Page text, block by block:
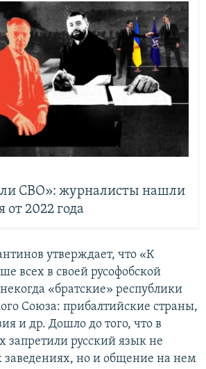
СВО»: журналисты нашли
2022 года
утверждает, что «К
всех в своей русофобской
«братские» республики
Союза: прибалтийские страны,
и др. Дошло до того, что в
запретили русский язык не
заведениях, но и общение на нем